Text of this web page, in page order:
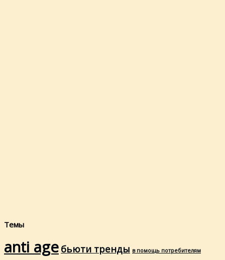
Темы
anti age бьюти тренды в помощь потребителям